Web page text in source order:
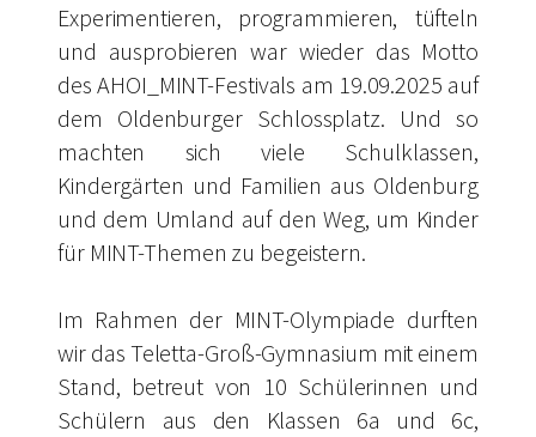
Experimentieren, programmieren, tüfteln
und ausprobieren war wieder das Motto
des AHOI_MINT-Festivals am 19.09.2025 auf
dem Oldenburger Schlossplatz. Und so
machten sich viele Schulklassen,
Kindergärten und Familien aus Oldenburg
und dem Umland auf den Weg, um Kinder
für MINT-Themen zu begeistern.
Im Rahmen der MINT-Olympiade durften
wir das Teletta-Groß-Gymnasium mit einem
Stand, betreut von 10 Schülerinnen und
Schülern aus den Klassen 6a und 6c,